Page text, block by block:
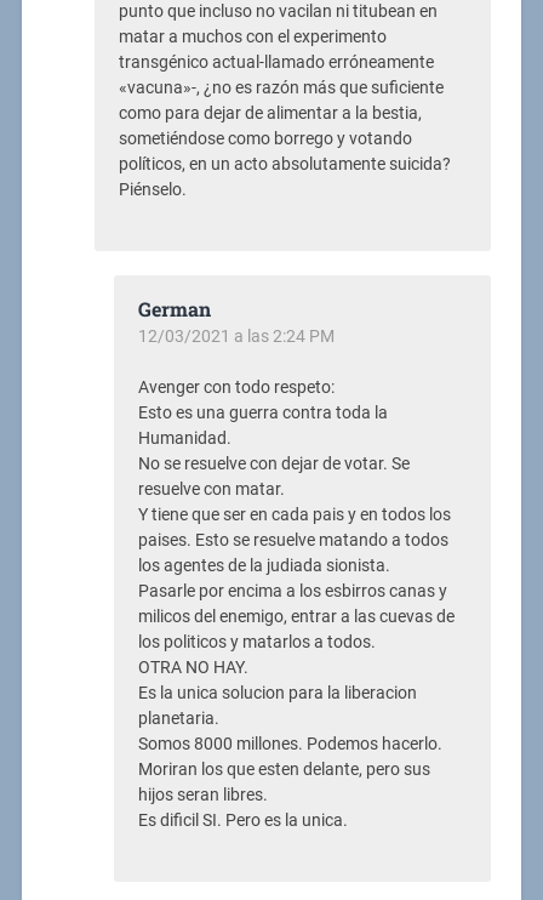
punto que incluso no vacilan ni titubean en
matar a muchos con el experimento
transgénico actual-llamado erróneamente
«vacuna»-, ¿no es razón más que suficiente
como para dejar de alimentar a la bestia,
sometiéndose como borrego y votando
políticos, en un acto absolutamente suicida?
Piénselo.
German
12/03/2021 a las 2:24 PM
Avenger con todo respeto:
Esto es una guerra contra toda la
Humanidad.
No se resuelve con dejar de votar. Se
resuelve con matar.
Y tiene que ser en cada pais y en todos los
paises. Esto se resuelve matando a todos
los agentes de la judiada sionista.
Pasarle por encima a los esbirros canas y
milicos del enemigo, entrar a las cuevas de
los politicos y matarlos a todos.
OTRA NO HAY.
Es la unica solucion para la liberacion
planetaria.
Somos 8000 millones. Podemos hacerlo.
Moriran los que esten delante, pero sus
hijos seran libres.
Es dificil SI. Pero es la unica.